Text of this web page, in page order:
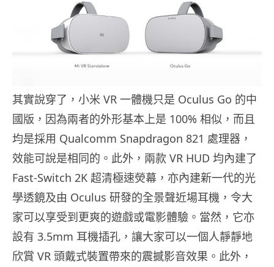
其實說穿了，小米 VR 一體機只是 Oculus Go 的中
國版，因為兩者的外形基本上是 100% 相似，而且
均是採用 Qualcomm Snapdragon 821 處理器，
效能可說是相同的。此外，兩款 VR HUD 均內建了
Fast-Switch 2K 超清極速熒幕，亦內建新一代的光
學透鏡及由 Oculus 研發的全景聲近場耳機，令大
家可以享受到更爽的遊戲或電影體驗。當然，它亦
設有 3.5mm 耳機插孔，讓大家可以一個人靜靜地
欣賞 VR 頭戴式裝置帶來的震撼影音效果。此外，